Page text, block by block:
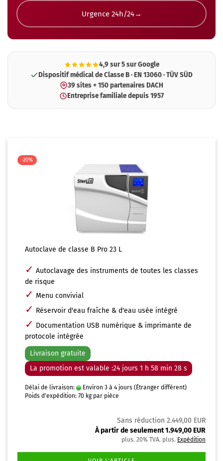
Urgence 24h/24
4,9 sur 5 sur Google
Dispositif médical de Classe B · EN 13060 · TÜV SÜD
39 sites + 150 partenaires DACH
Entreprise familiale depuis 1957
-20%
Autoclave de classe B Pro 23 L
✓ Autoclavage des instruments de toutes les classes
de risque
✓ Menu convivial
✓ Réservoir d'eau fraîche & d'eau usée intégré
✓ Documentation USB numérique & imprimante de
protocole intégrée
Livraison gratuite
La promotion est valable :24 jours 1 h 58 min 27 s
Délai de livraison: Environ 3 à 4 jours (Étranger différent)
Poids d'expédition: 70 kg par pièce
Sans réduction 2.449,00 EUR
À partir de seulement 1.949,00 EUR
plus. 20% TVA. plus. Expédition